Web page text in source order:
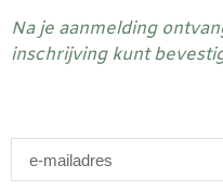
Na je aanmelding
inschrijving kunt